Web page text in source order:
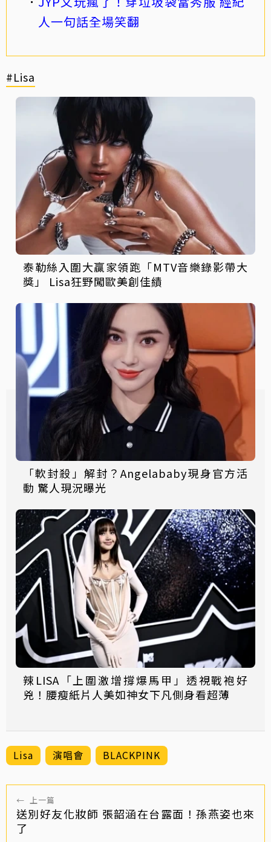
人一句話全場笑翻
#Lisa
泰勒絲入圍大贏家領跑「MTV音樂錄影帶大
獎」 Lisa狂野闖歐美創佳績
「軟封殺」解封？Angelababy現身官方活
動 驚人現況曝光
辣LISA「上圍激增撐爆馬甲」透視戰袍好
兇！腰瘦紙片人美如神女下凡側身看超薄
Lisa 演唱會 BLACKPINK
← 上一篇
送別好友化妝師 張韶涵在台露面！孫燕姿也來
了